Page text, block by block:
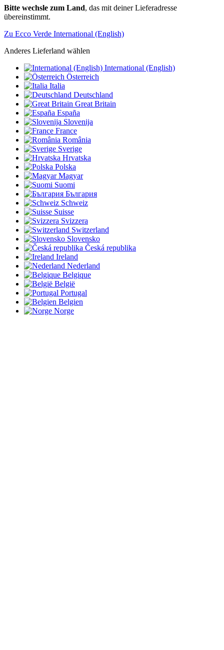
Bitte wechsle zum Land, das mit deiner Lieferadresse
übereinstimmt.
Zu Ecco Verde International (English)
Anderes Lieferland wählen
International (English)
Österreich
Italia
Deutschland
Great Britain
España
Slovenija
France
România
Sverige
Hrvatska
Polska
Magyar
Suomi
България
Schweiz
Suisse
Svizzera
Switzerland
Slovensko
Česká republika
Ireland
Nederland
Belgique
België
Portugal
Belgien
Norge